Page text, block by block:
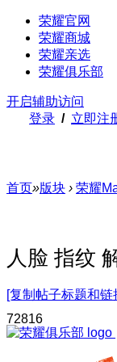
荣耀官网
荣耀商城
荣耀亲选
荣耀俱乐部
开启辅助访问
登录 / 立即注
首页»版块 › 荣耀
人脸 指纹
[复制帖子标题和链
72816